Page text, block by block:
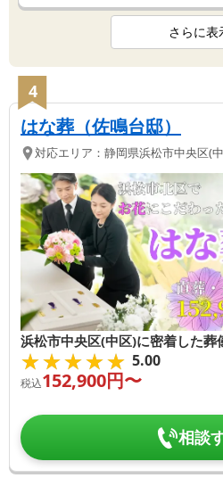
さらに表
4
はな葬（佐鳴台邸）
対応エリア： 静岡県浜松市中央区(
浜松市中央区(中区)に密着した葬
★★★★★
★★★★★ 5.00
税込152,900円〜
相談